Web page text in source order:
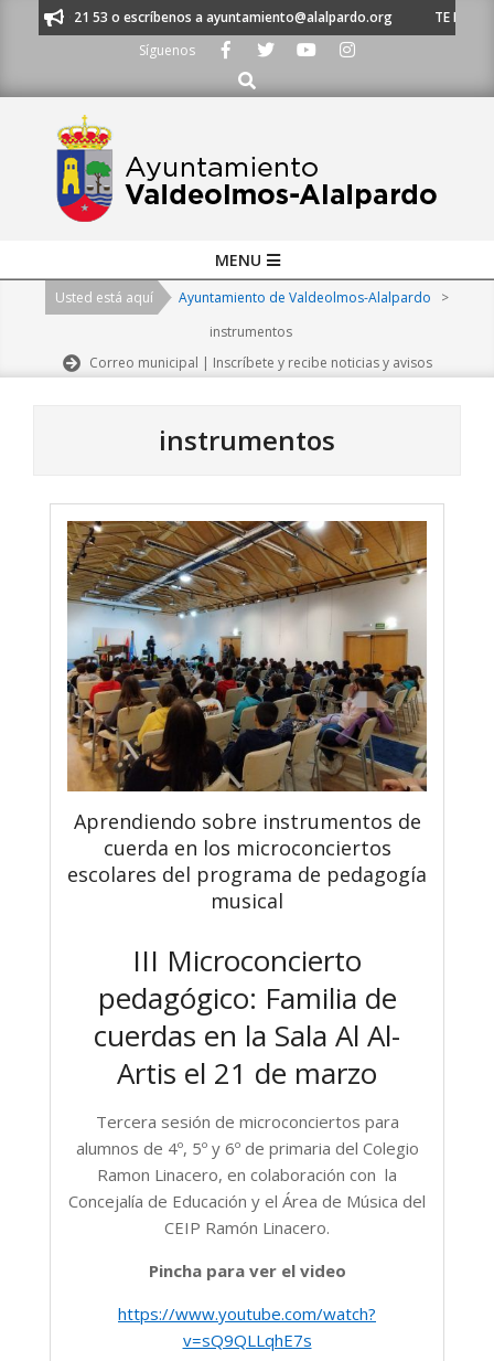
91 620 21 53 o escríbenos a ayuntamiento@alalpardo.org
TE
Síguenos
Buscar
Navigation
MENU
Usted está aquí Ayuntamiento de Valdeolmos-Alalpardo
>
instrumentos
Correo municipal | Inscríbete y recibe noticias y avisos
instrumentos
Aprendiendo sobre instrumentos de
cuerda en los microconciertos
escolares del programa de pedagogía
musical
III Microconcierto
pedagógico: Familia de
cuerdas en la Sala Al Al-
Artis el 21 de marzo
Tercera sesión de microconciertos para
alumnos de 4º, 5º y 6º de primaria del Colegio
Ramon Linacero, en colaboración con la
Concejalía de Educación y el Área de Música del
CEIP Ramón Linacero.
Pincha para ver el video
https://www.youtube.com/watch?
v=sQ9QLLqhE7s